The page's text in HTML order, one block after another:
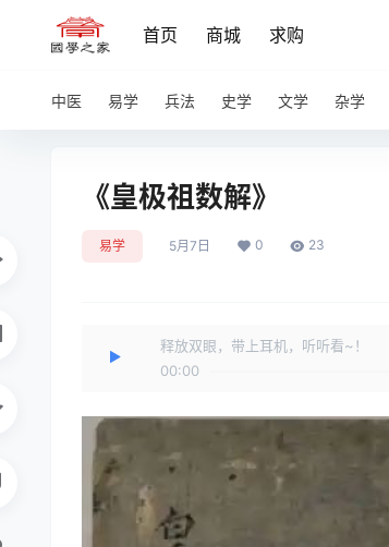
首页 商城 求购
中医 易学 兵法 史学 文学 杂学
《皇极祖数解》
易学 5月7日 0 23
释放双眼，带上耳机，听听看~！
00:00